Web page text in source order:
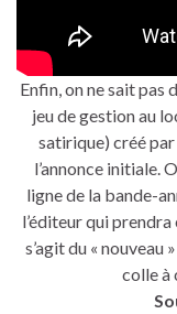
Enfin, on ne sait pas
jeu de gestion au
satirique) créé par
l’annonce initiale.
ligne de la bande-
l’éditeur qui
s’agit du « nouveau »
colle à